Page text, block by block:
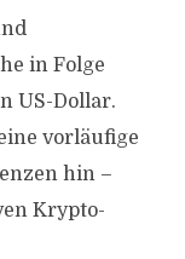
in Folge
US-Dollar.
vorläufige
hin –
Krypto-